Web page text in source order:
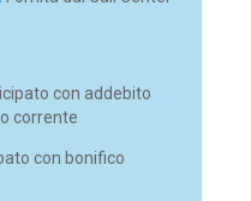
con addebito
corrente
con bonifico